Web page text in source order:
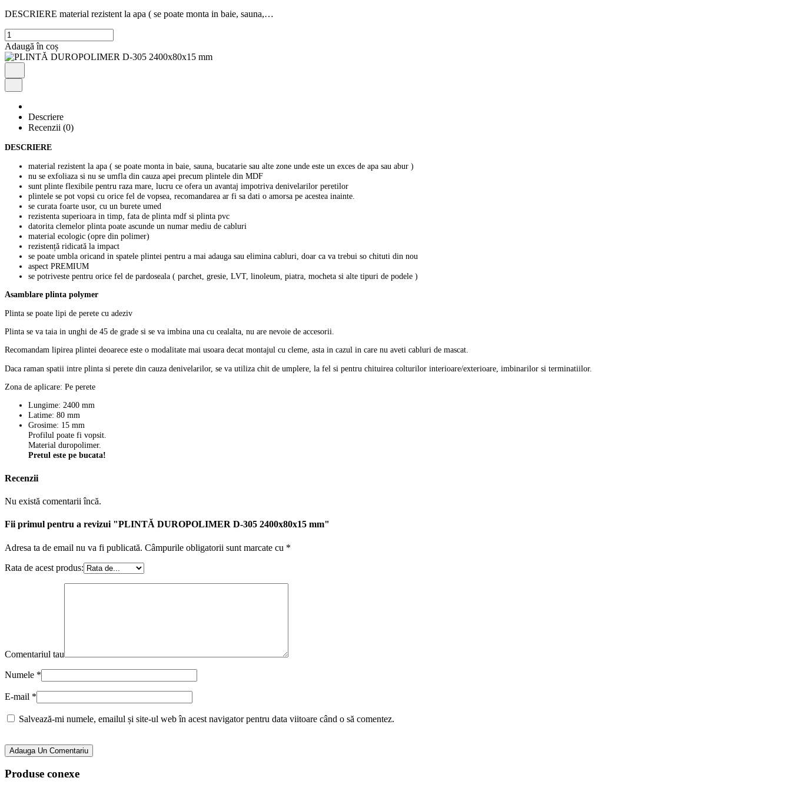
DESCRIERE material rezistent la apa ( se poate monta in baie, sauna,…
Cantitate
PLINTĂ
DUROPOLIMER
D-
305
Adaugă în coș
Descriere
Recenzii (0)
DESCRIERE
material rezistent la apa ( se poate monta in baie, sauna, bucatarie sau alte zone unde este un exces de apa sau abur )
nu se exfoliaza si nu se umfla din cauza apei precum plintele din MDF
sunt plinte flexibile pentru raza mare, lucru ce ofera un avantaj impotriva denivelarilor peretilor
plintele se pot vopsi cu orice fel de vopsea, recomandarea ar fi sa dati o amorsa pe acestea inainte.
se curata foarte usor, cu un burete umed
rezistenta superioara in timp, fata de plinta mdf si plinta pvc
datorita clemelor plinta poate ascunde un numar mediu de cabluri
material ecologic (opre din polimer)
rezistență ridicată la impact
se poate umbla oricand in spatele plintei pentru a mai adauga sau elimina cabluri, doar ca va trebui so chituti din nou
aspect PREMIUM
se potriveste pentru orice fel de pardoseala ( parchet, gresie, LVT, linoleum, piatra, mocheta si alte tipuri de podele )
Asamblare plinta polymer
Plinta se poate lipi de perete cu adeziv
Plinta se va taia in unghi de 45 de grade si se va imbina una cu cealalta, nu are nevoie de accesorii.
Recomandam lipirea plintei deoarece este o modalitate mai usoara decat montajul cu cleme, asta in cazul in care nu aveti cabluri de mascat.
Daca raman spatii intre plinta si perete din cauza denivelarilor, se va utiliza chit de umplere, la fel si pentru chituirea colturilor interioare/exterioare, imbinarilor si terminatiilor.
Zona de aplicare: Pe perete
Lungime: 2400 mm
Latime: 80 mm
Grosime: 15 mm
Profilul poate fi vopsit.
Material duropolimer.
Pretul este pe bucata!
Recenzii
Nu există comentarii încă.
Fii primul pentru a revizui "PLINTĂ DUROPOLIMER D-305 2400x80x15 mm"
Adresa ta de email nu va fi publicată. Câmpurile obligatorii sunt marcate cu *
Rata de acest produs:
Comentariul tau
Numele *
E-mail *
Salvează-mi numele, emailul și site-ul web în acest navigator pentru data viitoare când o să comentez.
Adauga Un Comentariu
Produse conexe